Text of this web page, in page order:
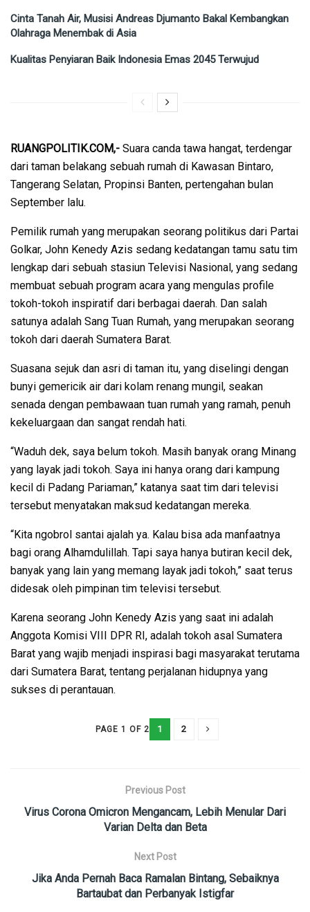
Cinta Tanah Air, Musisi Andreas Djumanto Bakal Kembangkan
Olahraga Menembak di Asia
Kualitas Penyiaran Baik Indonesia Emas 2045 Terwujud
RUANGPOLITIK.COM,- Suara canda tawa hangat, terdengar
dari taman belakang sebuah rumah di Kawasan Bintaro,
Tangerang Selatan, Propinsi Banten, pertengahan bulan
September lalu.
Pemilik rumah yang merupakan seorang politikus dari Partai
Golkar, John Kenedy Azis sedang kedatangan tamu satu tim
lengkap dari sebuah stasiun Televisi Nasional, yang sedang
membuat sebuah program acara yang mengulas profile
tokoh-tokoh inspiratif dari berbagai daerah. Dan salah
satunya adalah Sang Tuan Rumah, yang merupakan seorang
tokoh dari daerah Sumatera Barat.
Suasana sejuk dan asri di taman itu, yang diselingi dengan
bunyi gemericik air dari kolam renang mungil, seakan
senada dengan pembawaan tuan rumah yang ramah, penuh
kekeluargaan dan sangat rendah hati.
“Waduh dek, saya belum tokoh. Masih banyak orang Minang
yang layak jadi tokoh. Saya ini hanya orang dari kampung
kecil di Padang Pariaman,” katanya saat tim dari televisi
tersebut menyatakan maksud kedatangan mereka.
“Kita ngobrol santai ajalah ya. Kalau bisa ada manfaatnya
bagi orang Alhamdulillah. Tapi saya hanya butiran kecil dek,
banyak yang lain yang memang layak jadi tokoh,” saat terus
didesak oleh pimpinan tim televisi tersebut.
Karena seorang John Kenedy Azis yang saat ini adalah
Anggota Komisi VIII DPR RI, adalah tokoh asal Sumatera
Barat yang wajib menjadi inspirasi bagi masyarakat terutama
dari Sumatera Barat, tentang perjalanan hidupnya yang
sukses di perantauan.
PAGE 1 OF 2 1 2
Previous Post
Virus Corona Omicron Mengancam, Lebih Menular Dari
Varian Delta dan Beta
Next Post
Jika Anda Pernah Baca Ramalan Bintang, Sebaiknya
Bartaubat dan Perbanyak Istigfar